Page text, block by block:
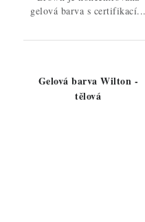
gelová barva s certifikací...
Gelová barva Wilton -
tělová